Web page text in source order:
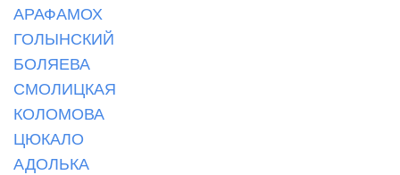
АРАФАМОХ
ГОЛЫНСКИЙ
БОЛЯЕВА
СМОЛИЦКАЯ
КОЛОМОВА
ЦЮКАЛО
АДОЛЬКА